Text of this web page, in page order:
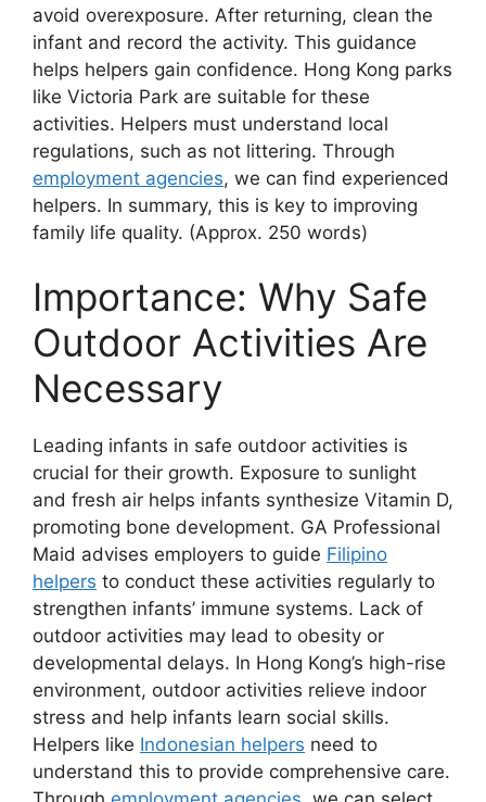
avoid overexposure. After returning, clean the
infant and record the activity. This guidance
helps helpers gain confidence. Hong Kong parks
like Victoria Park are suitable for these
activities. Helpers must understand local
regulations, such as not littering. Through
employment agencies, we can find experienced
helpers. In summary, this is key to improving
family life quality. (Approx. 250 words)
Importance: Why Safe
Outdoor Activities Are
Necessary
Leading infants in safe outdoor activities is
crucial for their growth. Exposure to sunlight
and fresh air helps infants synthesize Vitamin D,
promoting bone development. GA Professional
Maid advises employers to guide Filipino
helpers to conduct these activities regularly to
strengthen infants’ immune systems. Lack of
outdoor activities may lead to obesity or
developmental delays. In Hong Kong’s high-rise
environment, outdoor activities relieve indoor
stress and help infants learn social skills.
Helpers like Indonesian helpers need to
understand this to provide comprehensive care.